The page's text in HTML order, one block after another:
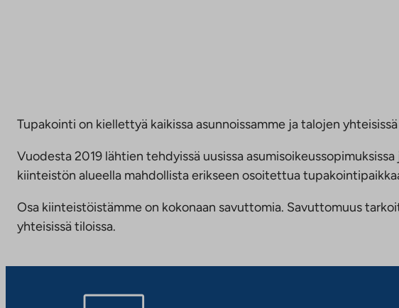
Tupakointi on kiellettyä kaikissa asunnoissamme ja talojen
Vuodesta 2019 lähtien tehdyissä uusissa
kiinteistön alueella mahdollista erikseen osoitettua
Osa kiinteistöistämme on kokonaan savuttomia. Savuttomuus
yhteisissä tiloissa.